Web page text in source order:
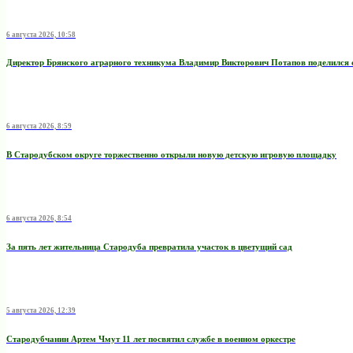
6 августа 2026, 10:58
Директор Брянского аграрного техникума Владимир Викторович Потапов
6 августа 2026, 8:59
В Стародубском округе торжественно открыли новую детскую игровую площадку
6 августа 2026, 8:54
За пять лет жительница Стародуба превратила участок в цветущий сад
5 августа 2026, 12:39
Стародубчанин Артем Чмут 11 лет посвятил службе в военном оркестре